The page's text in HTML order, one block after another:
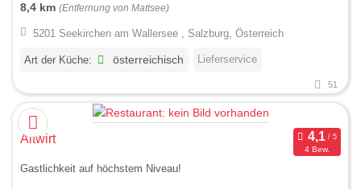
8,4 km (Entfernung von Mattsee)
5201 Seekirchen am Wallersee , Salzburg, Österreich
Art der Küche: österreichisch Lieferservice
51
Altwirt
4 Bew.
Gastlichkeit auf höchstem Niveau!